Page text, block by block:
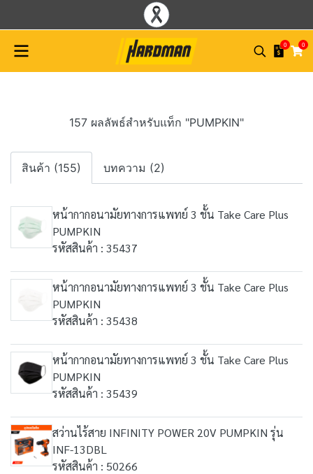
0 0
157 ผลลัพธ์สำหรับแท็ก "PUMPKIN"
สินค้า (155) บทความ (2)
หน้ากากอนามัยทางการแพทย์ 3 ชั้น Take Care Plus
PUMPKIN
รหัสสินค้า : 35437
หน้ากากอนามัยทางการแพทย์ 3 ชั้น Take Care Plus
PUMPKIN
รหัสสินค้า : 35438
หน้ากากอนามัยทางการแพทย์ 3 ชั้น Take Care Plus
PUMPKIN
รหัสสินค้า : 35439
สว่านไร้สาย INFINITY POWER 20V PUMPKIN รุ่น
INF-13DBL
รหัสสินค้า : 50266